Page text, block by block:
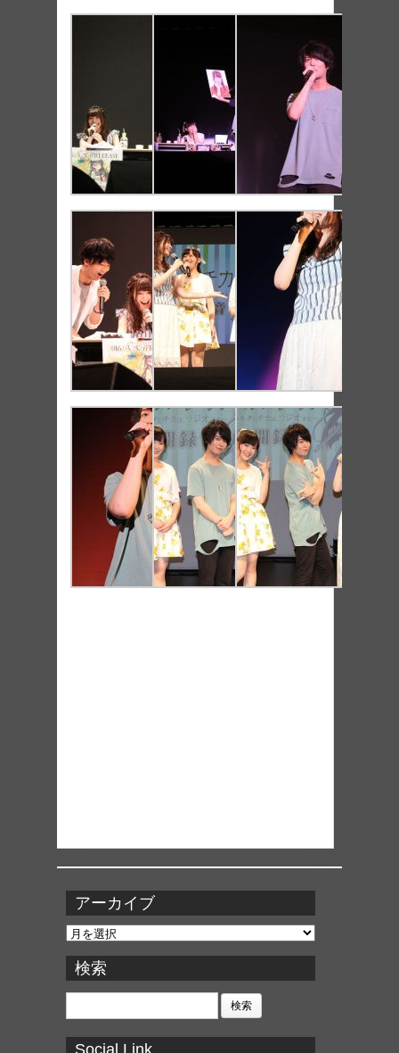
アーカイブ
ア
カ
イ
ブ
検索
検
Social Link